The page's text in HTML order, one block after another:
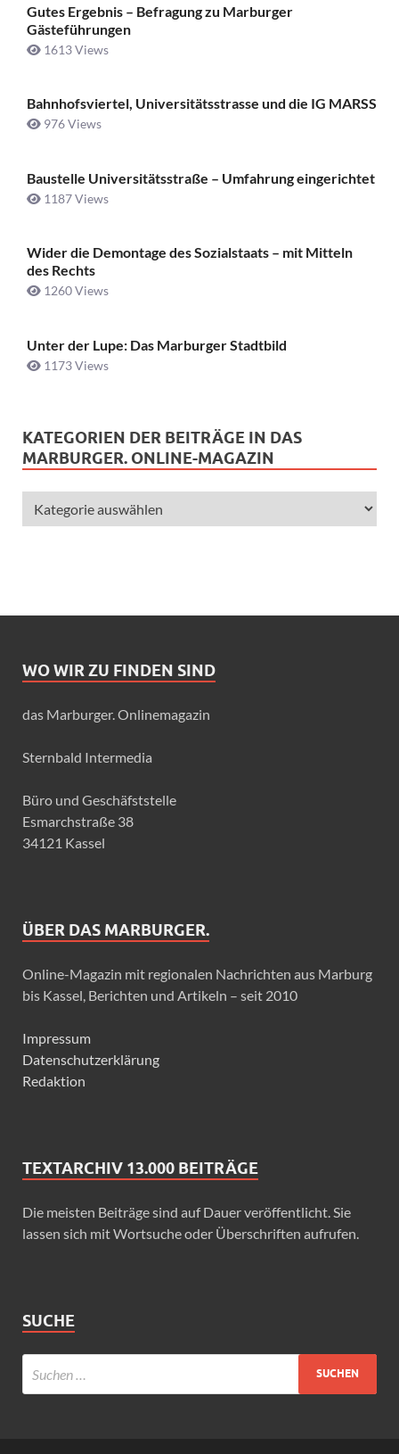
Gutes Ergebnis – Befragung zu Marburger
Gästeführungen
1613 Views
Bahnhofsviertel, Universitätsstrasse und die IG MARSS
976 Views
Baustelle Universitätsstraße ­– Umfahrung eingerichtet
1187 Views
Wider die Demontage des Sozialstaats – mit Mitteln
des Rechts
1260 Views
Unter der Lupe: Das Marburger Stadtbild
1173 Views
KATEGORIEN DER BEITRÄGE IN DAS
MARBURGER. ONLINE-MAGAZIN
WO WIR ZU FINDEN SIND
das Marburger. Onlinemagazin
Sternbald Intermedia
Büro und Geschäfststelle
Esmarchstraße 38
34121 Kassel
ÜBER DAS MARBURGER.
Online-Magazin mit regionalen Nachrichten aus Marburg
bis Kassel, Berichten und Artikeln – seit 2010
Impressum
Datenschutzerklärung
Redaktion
TEXTARCHIV 13.000 BEITRÄGE
Die meisten Beiträge sind auf Dauer veröffentlicht. Sie
lassen sich mit Wortsuche oder Überschriften aufrufen.
SUCHE